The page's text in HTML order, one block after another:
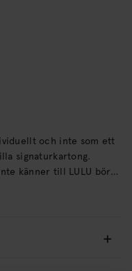
och inte som ett
känner till LULU bör